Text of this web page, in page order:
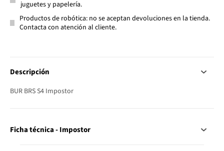
juguetes y papelería.
Productos de robótica: no se aceptan devoluciones en la tienda.
Contacta con atención al cliente.
Descripción
BUR BRS S4 Impostor
Ficha técnica - Impostor